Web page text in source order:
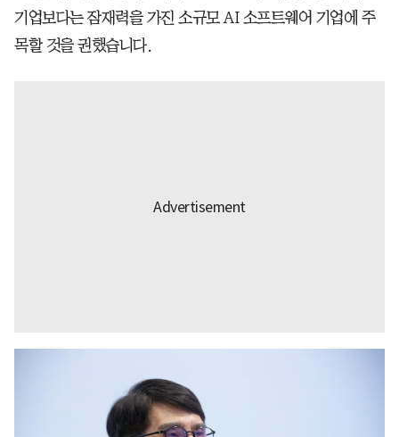
기업보다는 잠재력을 가진 소규모 AI 소프트웨어 기업에 주
목할 것을 권했습니다.